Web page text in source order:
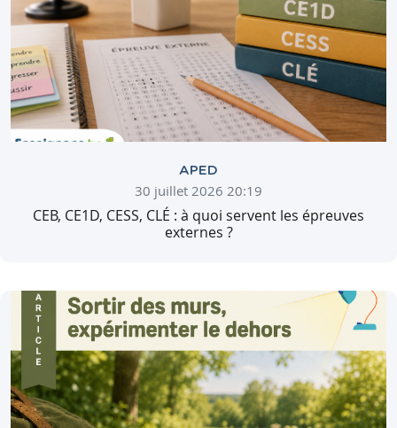
APED
30 juillet 2026 20:19
CEB, CE1D, CESS, CLÉ : à quoi servent les épreuves
externes ?